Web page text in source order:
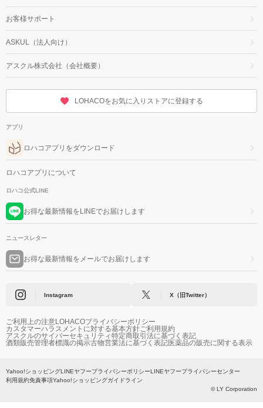
お客様サポート
ASKUL（法人向け）
アスクル株式会社（会社概要）
LOHACOをお気に入りストアに登録する
アプリ
ロハコアプリをダウンロード
ロハコアプリについて
ロハコ公式LINE
お得な最新情報をLINEでお届けします
ニュースレター
お得な最新情報をメールでお届けします
Instagram X（旧Twitter）
ご利用上の注意LOHACOプライバシーポリシー
カスタマーハラスメントに対する基本方針ご利用規約
アスクルのサイバーセキュリティ特定商取引法に基づく表記
酒類販売管理者標識の掲示古物営業法に基づく表記医薬品の販売に関する表示
Yahoo!ショッピングLINEヤフープライバシーポリシーLINEヤフープライバシーセンター
利用規約免責事項Yahoo!ショッピングガイドライン
© LY Corporation